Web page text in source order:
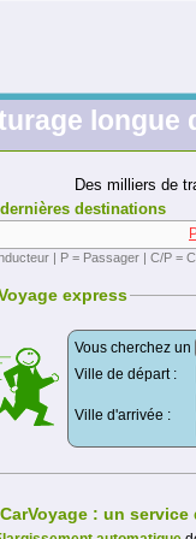
longue
Des milliers de
destinations
| P = Passager | C/P =
express
Vous cherchez un
Ville de départ :
Ville d'arrivée :
CarVoyage : un